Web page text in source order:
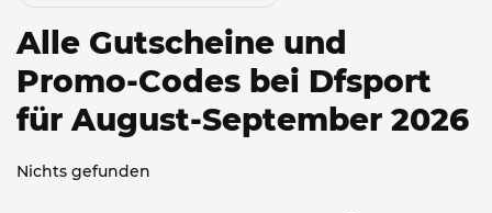
Alle Gutscheine und
Promo-Codes bei Dfsport
für August-September 2026
Nichts gefunden